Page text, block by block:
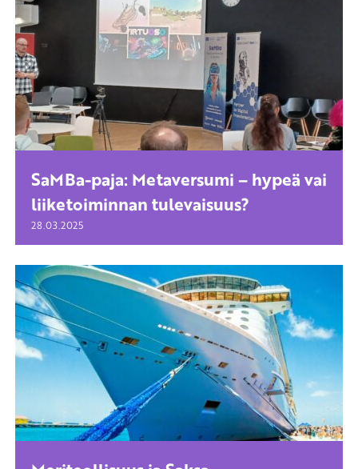
SaMBa-paja: Metaversumi – hypeä vai
liiketoiminnan tulevaisuus?
28.03.2025